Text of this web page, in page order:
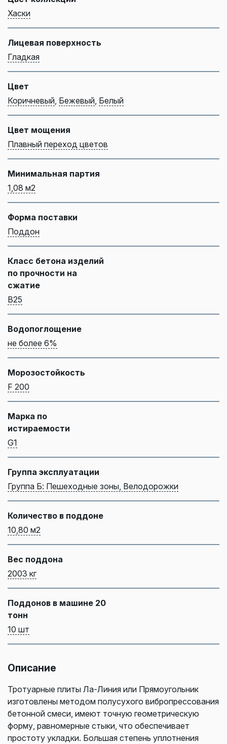
Хаски
Лицевая поверхность
Гладкая
Цвет
Коричневый Бежевый Белый
Цвет мощения
Плавный переход цветов
Минимальная партия
1,08 м2
Форма поставки
Поддон
Класс бетона изделий
по прочности на
сжатие
B25
Водопоглощение
не более 6%
Морозостойкость
F 200
Марка по
истираемости
G1
Группа эксплуатации
Группа Б: Пешеходные зоны, Велодорожки
Количество в поддоне
10,80 м2
Вес поддона
2003 кг
Поддонов в машине 20
тонн
10 шт
Описание
Тротуарные плиты Ла-Линия или Прямоугольник
изготовлены методом полусухого вибропрессования
бетонной смеси, имеют точную геометрическую
форму, равномерные стыки, что обеспечивает
простоту укладки. Большая степень уплотнения